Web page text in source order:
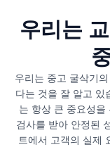
우리는
우리는 중고 굴삭기
다는 것을 잘 알고 있
는 항상 큰 중요성을
검사를 받아 안정된
트에서 고객의 실제